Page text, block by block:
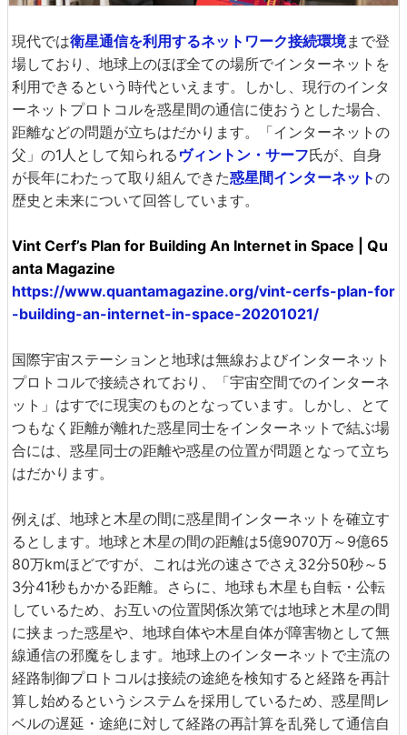
現代では衛星通信を利用するネットワーク接続環境まで登
場しており、地球上のほぼ全ての場所でインターネットを
利用できるという時代といえます。しかし、現行のインタ
ーネットプロトコルを惑星間の通信に使おうとした場合、
距離などの問題が立ちはだかります。「インターネットの
父」の1人として知られる ヴィントン・サーフ氏が、自身
が長年にわたって取り組んできた惑星間インターネットの
歴史と未来について回答しています。
Vint Cerf’s Plan for Building An Internet in Space | Qu
anta Magazine
https://www.quantamagazine.org/vint-cerfs-plan-for
-building-an-internet-in-space-20201021/
国際宇宙ステーションと地球は無線およびインターネット
プロトコルで接続されており、「宇宙空間でのインターネ
ット」はすでに現実のものとなっています。しかし、とて
つもなく距離が離れた惑星同士をインターネットで結ぶ場
合には、惑星同士の距離や惑星の位置が問題となって立ち
はだかります。
例えば、地球と木星の間に惑星間インターネットを確立す
るとします。地球と木星の間の距離は5億9070万～9億65
80万kmほどですが、これは光の速さでさえ32分50秒～5
3分41秒もかかる距離。さらに、地球も木星も自転・公転
しているため、お互いの位置関係次第では地球と木星の間
に挟まった惑星や、地球自体や木星自体が障害物として無
線通信の邪魔をします。地球上のインターネットで主流の
経路制御プロトコルは接続の途絶を検知すると経路を再計
算し始めるというシステムを採用しているため、惑星間レ
ベルの遅延・途絶に対して経路の再計算を乱発して通信自